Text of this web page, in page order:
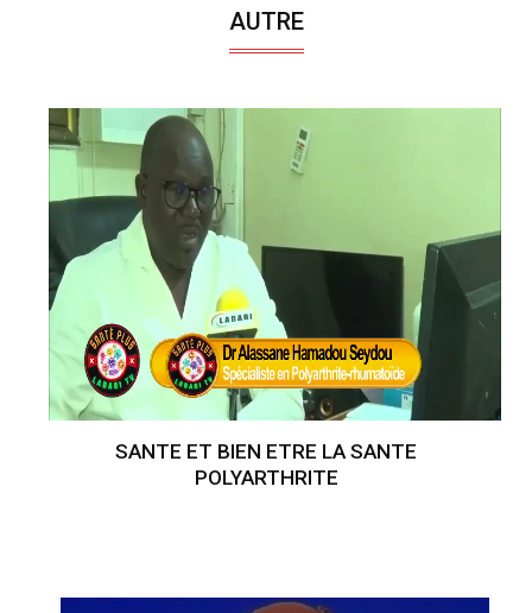
AUTRE
SANTE ET BIEN ETRE LA SANTE
POLYARTHRITE